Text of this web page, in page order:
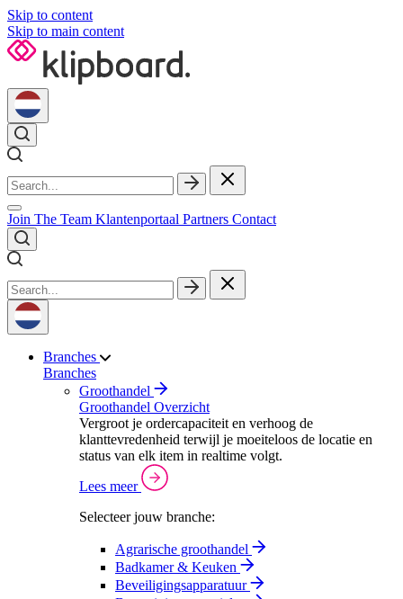
Skip to content
Skip to main content
Join The Team Klantenportaal Partners Contact
Branches
Branches
Groothandel
Groothandel Overzicht
Vergroot je ordercapaciteit en verhoog de
klanttevredenheid terwijl je moeiteloos de locatie en
status van elk item in realtime volgt.
Lees meer
Selecteer jouw branche:
Agrarische groothandel
Badkamer & Keuken
Beveiligingsapparatuur